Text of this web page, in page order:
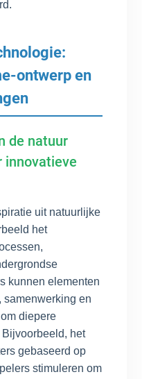
ontwerp en
de natuur
innovatieve
uit natuurlijke
het
kunnen elementen
samenwerking en
diepere
het
gebaseerd op
stimuleren om